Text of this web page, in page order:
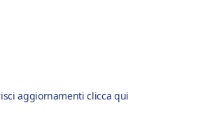
aggiornamenti clicca qui